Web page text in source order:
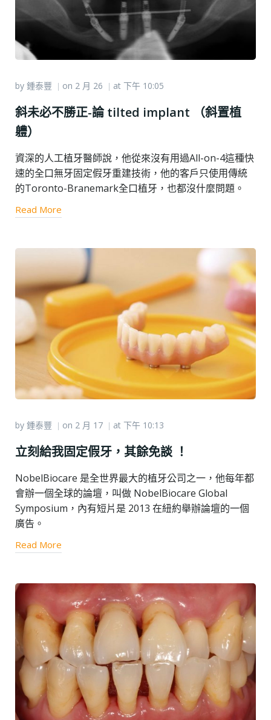
by 鍾泰豐 | on 2 月 26 | at 下午 10:05
斜未必不勝正-論 tilted implant （斜置植
軆）
資深的人工植牙醫師說，他從來沒有用過All-on-4這種快
速的全口無牙固定假牙重建技術，他的客戶只使用傳統
的Toronto-Branemark全口植牙，也都沒什麼問題。
Read More
by 鍾泰豐 | on 2 月 17 | at 下午 10:13
立刻給我固定假牙，其餘免談 ！
NobelBiocare 是全世界最大的植牙公司之一，他每年都
會辦一個全球的論壇，叫做 NobelBiocare Global
Symposium，內有短片是 2013 在紐約舉辦論壇的一個
廣告。
Read More